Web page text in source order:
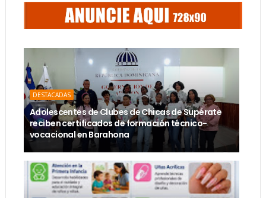
DESTACADAS
Adolescentes de Clubes de Chicas de Supérate
reciben certificados de formación técnico-
vocacional en Barahona